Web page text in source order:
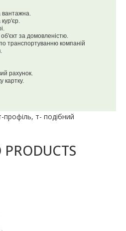
за домовленістю.
транспортуванню компаній
рахунок.
картку.
профіль, т- подібний
PRODUCTS